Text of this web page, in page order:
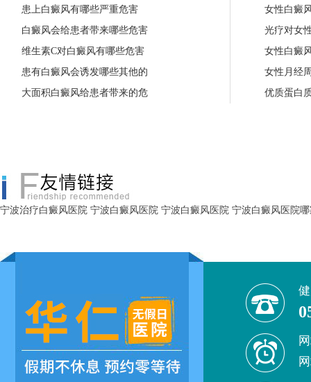
患上白癜风有哪些严重危害
白癜风会给患者带来哪些危害
维生素C对白癜风有哪些危害
患有白癜风会诱发哪些其他的
大面积白癜风给患者带来的危
女性白癜
光疗对女
女性白癜
女性月经
优质蛋白
宁波治疗白癜风医院 宁波白癜风医院 宁波白癜风医院 宁波白癜风医院